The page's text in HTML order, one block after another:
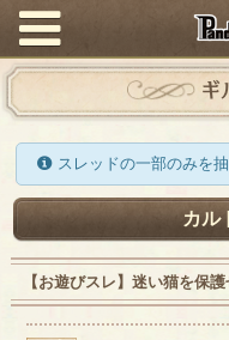
ギ
スレッドの一部のみを
カル
【お遊びスレ】迷い猫を保護